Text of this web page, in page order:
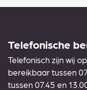
Telefonische
Telefonisch zijn wij
bereikbaar tussen
tussen 07.45 en